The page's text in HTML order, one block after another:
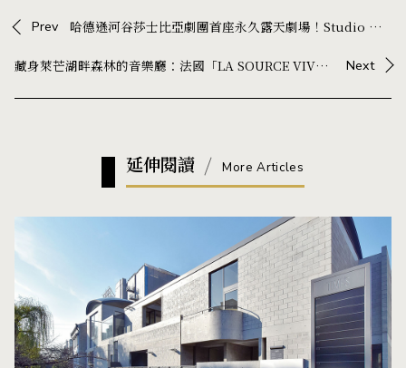
Prev 哈德遜河谷莎士比亞劇團首座永久露天劇場！Studio Gang 以木構空間框出襯有河谷美景的舞台
藏身萊芒湖畔森林的音樂廳：法國「LA SOURCE VIVE」，一座以建築、聲學與自然打造的音樂殿堂 Next
延伸閱讀 More Articles